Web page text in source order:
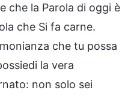
che la Parola di oggi è
che Si fa carne.
che tu possa
la vera
non solo sei